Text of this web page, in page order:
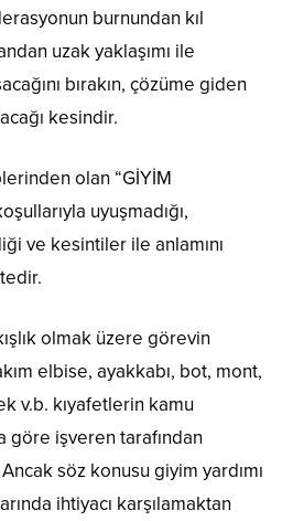
burnundan kıl
uzak yaklaşımı ile
bırakın, çözüme giden
kesindir.
olan “GİYİM
uyuşmadığı,
ve kesintiler ile anlamını
olmak üzere görevin
elbise, ayakkabı, bot, mont,
v.b. kıyafetlerin kamu
göre işveren tarafından
söz konusu giyim yardımı
ihtiyacı karşılamaktan